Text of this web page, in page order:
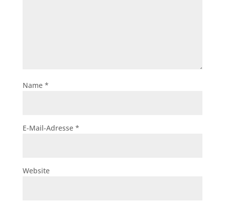
Name *
E-Mail-Adresse *
Website